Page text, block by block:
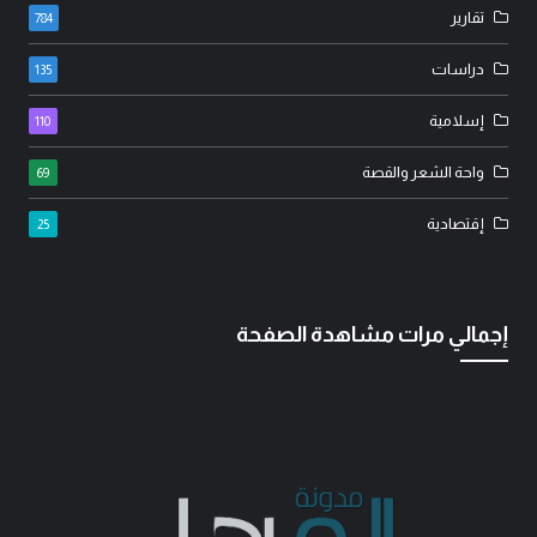
تقارير 784
دراسات 135
إسلامية 110
واحة الشعر والقصة 69
إقتصادية 25
إجمالي مرات مشاهدة الصفحة